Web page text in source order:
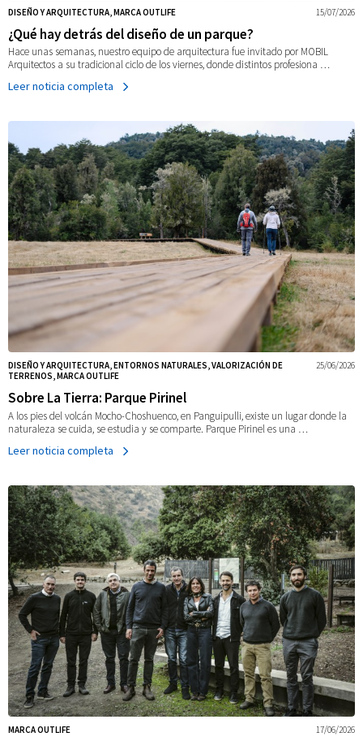
Manquehuito
15/07/2026
DISEÑO Y ARQUITECTURA, MARCA OUTLIFE
¿Qué hay detrás del diseño de un parque?
Hace unas semanas, nuestro equipo de arquitectura fue invitado por MOBIL
Arquitectos a su tradicional ciclo de los viernes, donde distintos profesiona …
Leer noticia completa
25/06/2026
DISEÑO Y ARQUITECTURA, ENTORNOS NATURALES, VALORIZACIÓN DE
TERRENOS, MARCA OUTLIFE
Sobre La Tierra: Parque Pirinel
A los pies del volcán Mocho-Choshuenco, en Panguipulli, existe un lugar donde la
naturaleza se cuida, se estudia y se comparte. Parque Pirinel es una …
Leer noticia completa
17/06/2026
MARCA OUTLIFE